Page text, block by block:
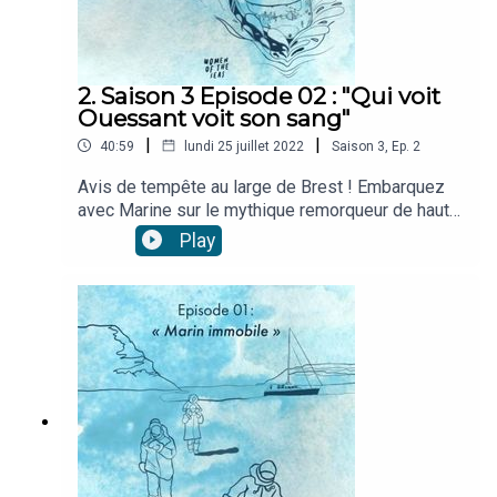
2. Saison 3 Episode 02 : "Qui voit
Ouessant voit son sang"
40:59 | lundi 25 juillet 2022 | Saison 3 Ep. 2
Avis de tempête au large de Brest ! Embarquez
avec Marine sur le mythique remorqueur de haute
mer, d'interventions, d'assistances et de
sauvetages l'Abeille Bourbon. Elle est officière de
remorquages de cargos en perditions au large
des côtes bretonnes, les paysages de Ouessant
entourés de ses phares dans du gros temps et la
technicité de ces opérations de sauveteurs de
l'extrême. Extrait musique : Porz Goret Yann
Tiersen
Play